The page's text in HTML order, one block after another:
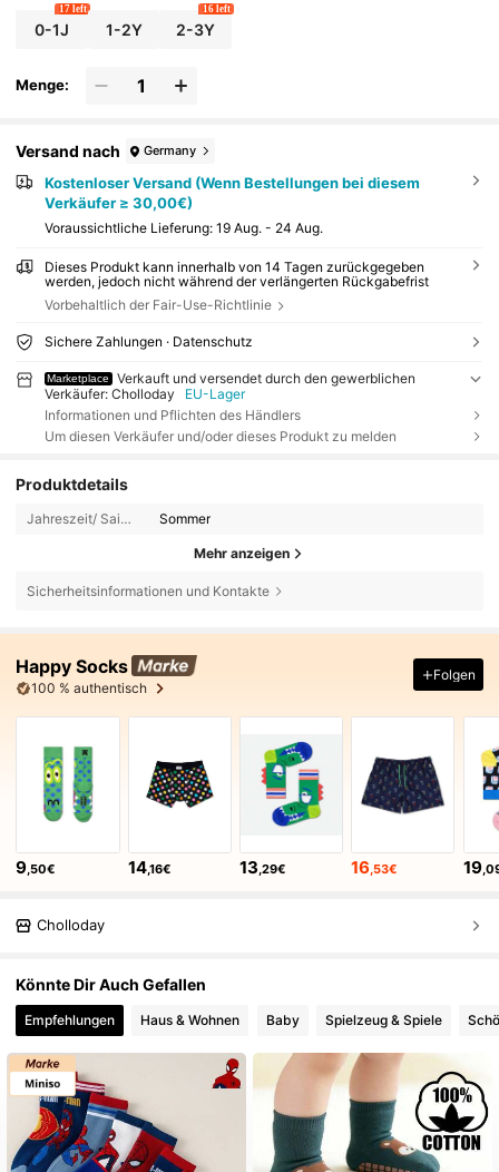
0-1J
17 left
1-2Y 2-3Y
16 left
Menge:
Versand nach Germany
Kostenloser Versand (Wenn Bestellungen bei diesem
Verkäufer ≥ 30,00€)
Voraussichtliche Lieferung: 19 Aug. - 24 Aug.
Dieses Produkt kann innerhalb von 14 Tagen zurückgegeben
werden, jedoch nicht während der verlängerten Rückgabefrist
Vorbehaltlich der Fair-Use-Richtlinie
Sichere Zahlungen · Datenschutz
Marketplace
Verkauft und versendet durch den gewerblichen
Verkäufer: Cholloday
EU-Lager
Informationen und Pflichten des Händlers
Um diesen Verkäufer und/oder dieses Produkt zu melden
Produktdetails
Jahreszeit/ Saison: Sommer
Mehr anzeigen
Sicherheitsinformationen und Kontakte
Happy Socks
100 % authentisch
Folgen
9 ,50€ 14,16€ 13 ,29€ 16 ,53€ 19
Cholloday
Könnte Dir Auch Gefallen
Empfehlungen Haus & Wohnen Baby Spielzeug & Spiele